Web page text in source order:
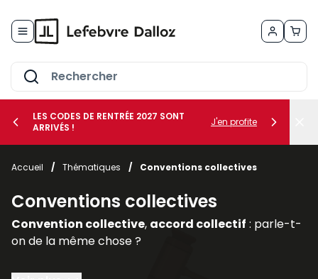
le sous-menu Vos métiers
le sous-menu Vos besoins
LES CODES DE RENTRÉE 2027 SONT
ARRIVÉS !
J'en profite
Accueil / Thématiques / Conventions collectives
Conventions collectives
Convention collective, accord collectif : parle-t-
on de la même chose ?
Uneconvention collective